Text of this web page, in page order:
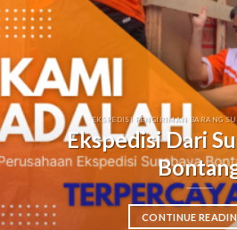
EKSPEDISI PENGIRIMAN BARANG
Ekspedisi Dari
CONTINUE